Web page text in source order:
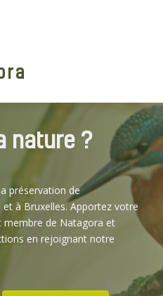
nature ?
préservation de
et à Bruxelles. Apportez votre
membre de Natagora et
en rejoignant notre